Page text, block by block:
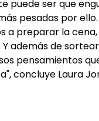
puede ser que
pesadas por
a preparar la
además de
pensamientos
concluye Laura